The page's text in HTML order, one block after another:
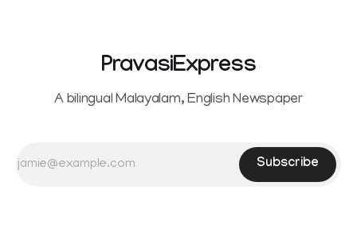
PravasiExpress
A bilingual Malayalam, English Newspaper
Subscribe